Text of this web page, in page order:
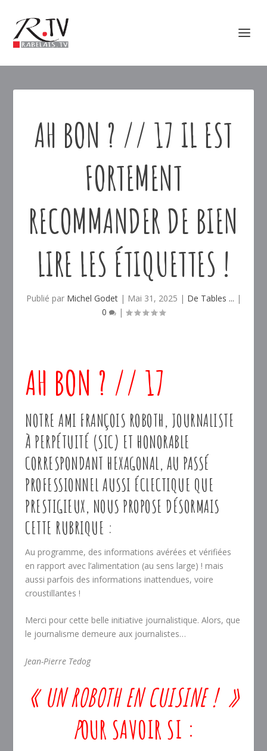
AH BON ? // 17 IL EST
FORTEMENT
RECOMMANDER DE BIEN
LIRE LES ÉTIQUETTES !
Publié par Michel Godet| Mai 31, 2025 | De Tables ... |
0
|
AH BON ? // 17
NOTRE AMI FRANÇOIS ROBOTH, JOURNALISTE
À PERPÉTUITÉ (SIC) ET HONORABLE
CORRESPONDANT HEXAGONAL, AU PASSÉ
PROFESSIONNEL AUSSI ÉCLECTIQUE QUE
PRESTIGIEUX, NOUS PROPOSE DÉSORMAIS
CETTE RUBRIQUE :
Au programme, des informations avérées et vérifiées
en rapport avec l’alimentation (au sens large) ! mais
aussi parfois des informations inattendues, voire
croustillantes !
Merci pour cette belle initiative journalistique. Alors, que
le journalisme demeure aux journalistes…
Jean-Pierre Tedog
« UN ROBOTH EN CUISINE ! »
POUR SAVOIR SI :